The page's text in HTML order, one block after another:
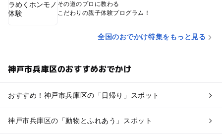
その道のプロに教わる
こだわりの親子体験プログラム！
全国のおでかけ特集をもっと見る
神戸市兵庫区のおすすめおでかけ
おすすめ！神戸市兵庫区の「日帰り」スポット
神戸市兵庫区の「動物とふれあう」スポット